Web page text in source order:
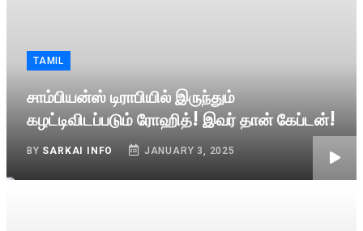
TAMIL
சாம்பியன்ஸ் டிராபியில் இருந்தும்
கழட்டிவிடப்படும் ரோஹித்! இவர் தான் கேப்டன்!
BY SARKAI INFO JANUARY 3, 2025